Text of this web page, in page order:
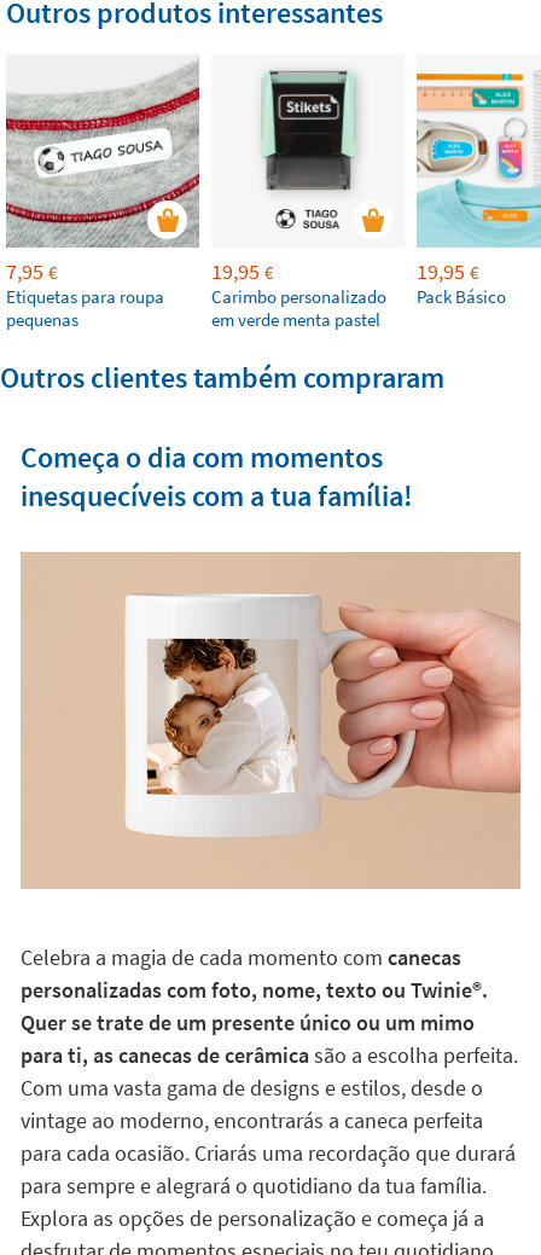
Outros produtos interessantes
7,95 €
Etiquetas para roupa
pequenas
19,95 €
Carimbo personalizado
em verde menta pastel
19,95 €
Pack Básico
Outros clientes também compraram
Começa o dia com momentos
inesquecíveis com a tua família!
Celebra a magia de cada momento com canecas
personalizadas com foto, nome, texto ou Twinie®️.
Quer se trate de um presente único ou um mimo
para ti, as canecas de cerâmicasão a escolha perfeita.
Com uma vasta gama de designs e estilos, desde o
vintage ao moderno, encontrarás a caneca perfeita
para cada ocasião. Criarás uma recordação que durará
para sempre e alegrará o quotidiano da tua família.
Explora as opções de personalização e começa já a